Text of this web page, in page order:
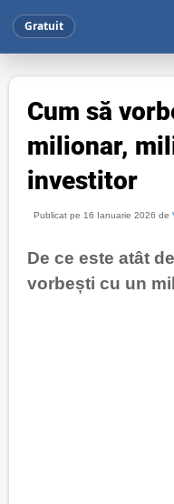
Gratuit
Cum să
milionar,
investitor
Publicat pe 16 Ianuarie 2026 de
De ce este atât
vorbești cu un